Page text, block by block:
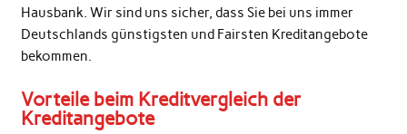
Hausbank. Wir sind uns sicher, dass Sie bei uns immer
Deutschlands günstigsten und Fairsten Kreditangebote
bekommen.
Vorteile beim Kreditvergleich der
Kreditangebote